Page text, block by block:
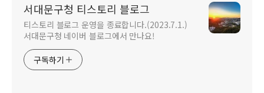
서대문구청 티스토리 블로그
티스토리 블로그 운영을 종료합니다.(2023.7.1.)
서대문구청 네이버 블로그에서 만나요!
구독하기